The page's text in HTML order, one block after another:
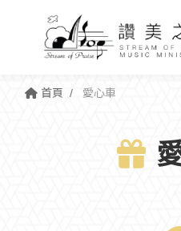
首頁 愛心車